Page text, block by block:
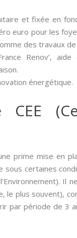
et fixée en
euro pour les
des travaux
Renov’,
énergétique.
prime mise en
certaines
Il
le plus souvent),
par période de 3